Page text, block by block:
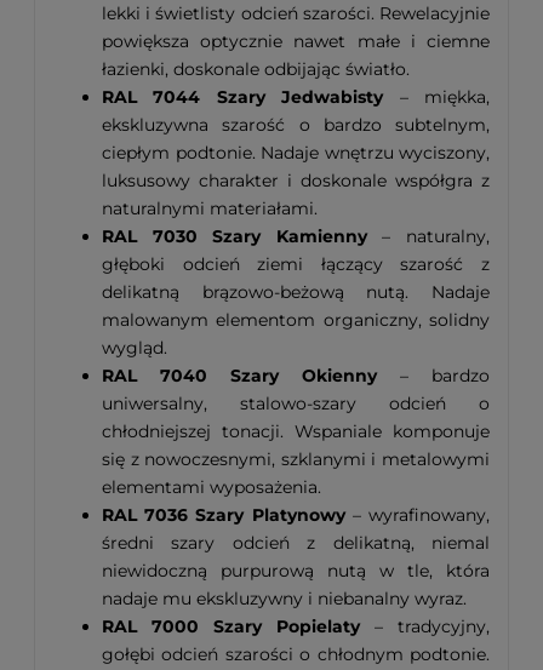
lekki i świetlisty odcień szarości. Rewelacyjnie
powiększa optycznie nawet małe i ciemne
łazienki, doskonale odbijając światło.
RAL 7044 Szary Jedwabisty– miękka,
ekskluzywna szarość o bardzo subtelnym,
ciepłym podtonie. Nadaje wnętrzu wyciszony,
luksusowy charakter i doskonale współgra z
naturalnymi materiałami.
RAL 7030 Szary Kamienny– naturalny,
głęboki odcień ziemi łączący szarość z
delikatną brązowo-beżową nutą. Nadaje
malowanym elementom organiczny, solidny
wygląd.
RAL 7040 Szary Okienny– bardzo
uniwersalny, stalowo-szary odcień o
chłodniejszej tonacji. Wspaniale komponuje
się z nowoczesnymi, szklanymi i metalowymi
elementami wyposażenia.
RAL 7036 Szary Platynowy– wyrafinowany,
średni szary odcień z delikatną, niemal
niewidoczną purpurową nutą w tle, która
nadaje mu ekskluzywny i niebanalny wyraz.
RAL 7000 Szary Popielaty– tradycyjny,
gołębi odcień szarości o chłodnym podtonie.